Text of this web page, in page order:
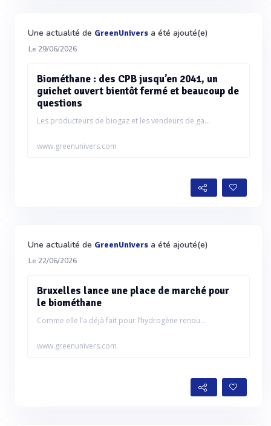
Une actualité de GreenUnivers a été ajouté(e)
Le 29/06/2026
Biométhane : des CPB jusqu’en 2041, un
guichet ouvert bientôt fermé et beaucoup de
questions
Les producteurs de biogaz et les vendeurs de ga...
www.greenunivers.com
Une actualité de GreenUnivers a été ajouté(e)
Le 22/06/2026
Bruxelles lance une place de marché pour
le biométhane
Comme elle l’a déjà fait pour l’hydrogène renou...
www.greenunivers.com